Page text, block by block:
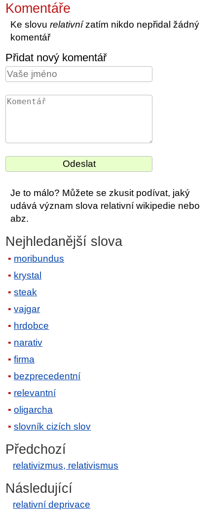
Komentáře
Ke slovurelativnízatím nikdo nepřidal žádný
komentář
Přidat nový komentář
Je to málo? Můžete se zkusit podívat, jaký
udává význam slova relativní wikipedie nebo
abz.
Nejhledanější slova
moribundus
krystal
steak
vajgar
hrdobce
narativ
firma
bezprecedentní
relevantní
oligarcha
slovník cizích slov
Předchozí
relativizmus, relativismus
Následující
relativní deprivace